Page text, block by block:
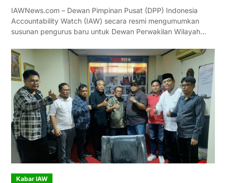
IAWNews.com – Dewan Pimpinan Pusat (DPP) Indonesia
Accountability Watch (IAW) secara resmi mengumumkan
susunan pengurus baru untuk Dewan Perwakilan Wilayah…
Kabar IAW